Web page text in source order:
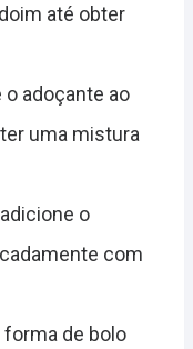
até obter
o adoçante ao
uma mistura
o
com
de bolo